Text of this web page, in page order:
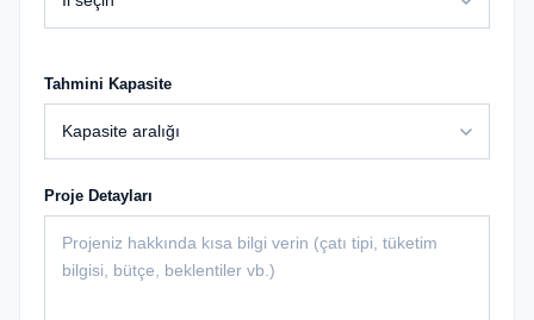
Tahmini Kapasite
Proje Detayları